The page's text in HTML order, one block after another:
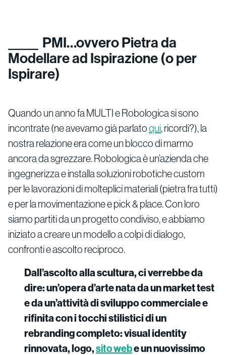
PMI…ovvero Pietra da
Modellare ad Ispirazione (o per
Ispirare)
Quando un anno fa MULTI e Robologica si sono
incontrate (ne avevamo già parlatoqui, ricordi?), la
nostra relazione era come un blocco di marmo
ancora da sgrezzare. Robologica è un’azienda che
ingegnerizza e installa soluzioni robotiche custom
per le lavorazioni di molteplici materiali (pietra fra tutti)
e per la movimentazione e pick & place. Con loro
siamo partiti da un progetto condiviso, e abbiamo
iniziato a creare un modello a colpi di dialogo,
confronti e ascolto reciproco.
Dall’ascolto alla scultura, ci verrebbe da
dire: un’opera d’arte nata da un market test
e da un’attività di sviluppo commerciale e
rifinita con i tocchi stilistici di un
rebranding completo: visual identity
rinnovata, logo,sito webe un nuovissimo